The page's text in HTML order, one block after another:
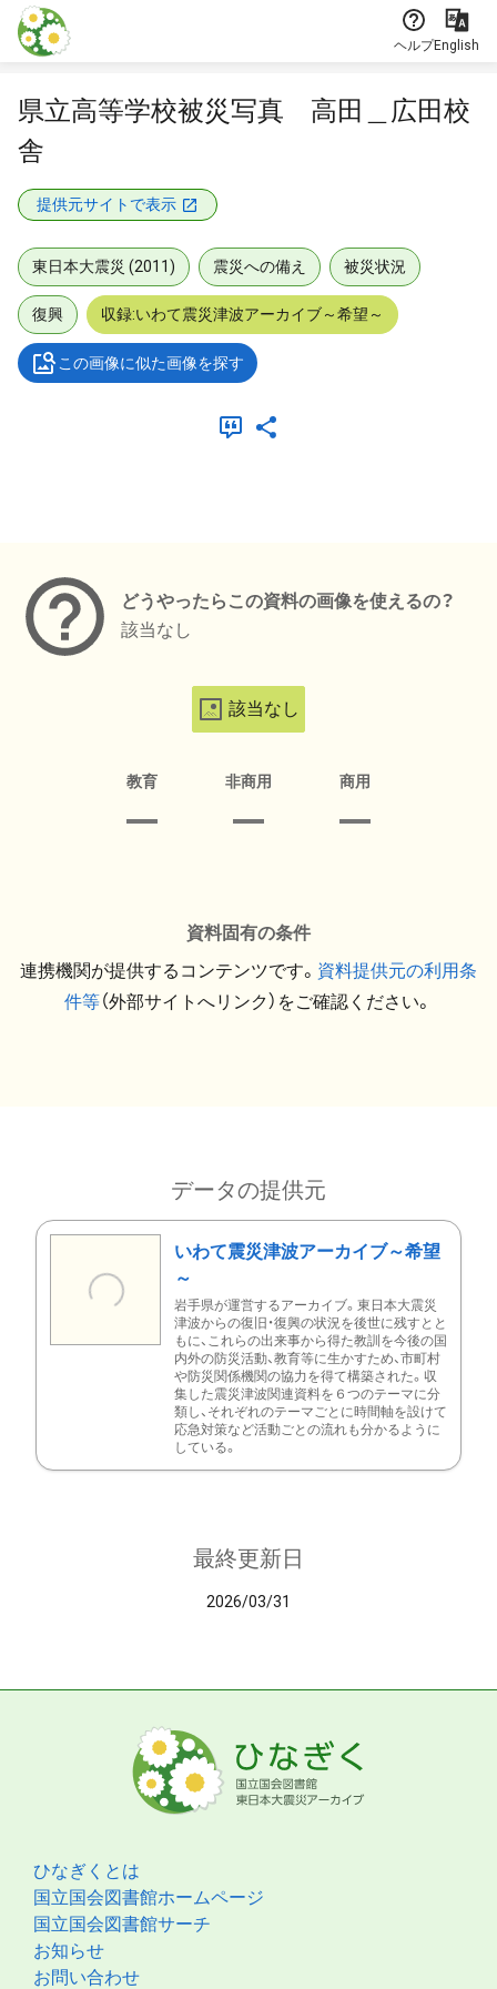
本文に飛ぶ
ヘルプEnglish
県立高等学校被災写真 高田＿広田校
舎
提供元サイトで表示
東日本大震災 (2011) 震災への備え 被災状況
復興 収録:いわて震災津波アーカイブ～希望～
この画像に似た画像を探す
どうやったらこの資料の画像を使えるの？
該当なし
該当なし
教育 非商用 商用
資料固有の条件
連携機関が提供するコンテンツです。 資料提供元の利用条
件等（外部サイトへリンク）をご確認ください。
データの提供元
いわて震災津波アーカイブ～希望
～
岩手県が運営するアーカイブ。東日本大震災
津波からの復旧・復興の状況を後世に残すとと
もに、これらの出来事から得た教訓を今後の国
内外の防災活動、教育等に生かすため、市町村
や防災関係機関の協力を得て構築された。収
集した震災津波関連資料を６つのテーマに分
類し、それぞれのテーマごとに時間軸を設けて
応急対策など活動ごとの流れも分かるように
している。
最終更新日
2026/03/31
ひなぎくとは
国立国会図書館ホームページ
国立国会図書館サーチ
お知らせ
お問い合わせ